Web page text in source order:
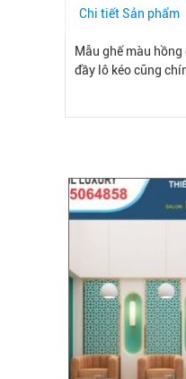
Chi tiết Sản phẩm
Mẫu ghế màu
đầy lô kéo cũng